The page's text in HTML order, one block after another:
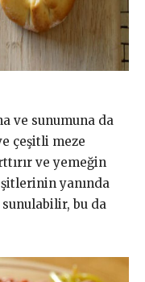
ve sunumuna da
çeşitli meze
ve yemeğin
yanında
bu da